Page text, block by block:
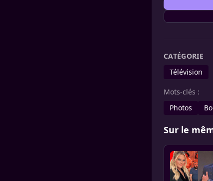
CATÉGORIE
Télévision
Mots-clés :
Photos
Sur le